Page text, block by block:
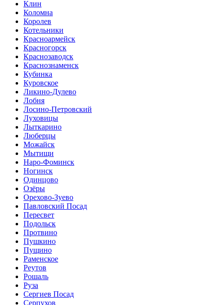
Клин
Коломна
Королев
Котельники
Красноармейск
Красногорск
Краснозаводск
Краснознаменск
Кубинка
Куровское
Ликино-Дулево
Лобня
Лосино-Петровский
Луховицы
Лыткарино
Люберцы
Можайск
Мытищи
Наро-Фоминск
Ногинск
Одинцово
Озёры
Орехово-Зуево
Павловский Посад
Пересвет
Подольск
Протвино
Пушкино
Пущино
Раменское
Реутов
Рошаль
Руза
Сергиев Посад
Серпухов